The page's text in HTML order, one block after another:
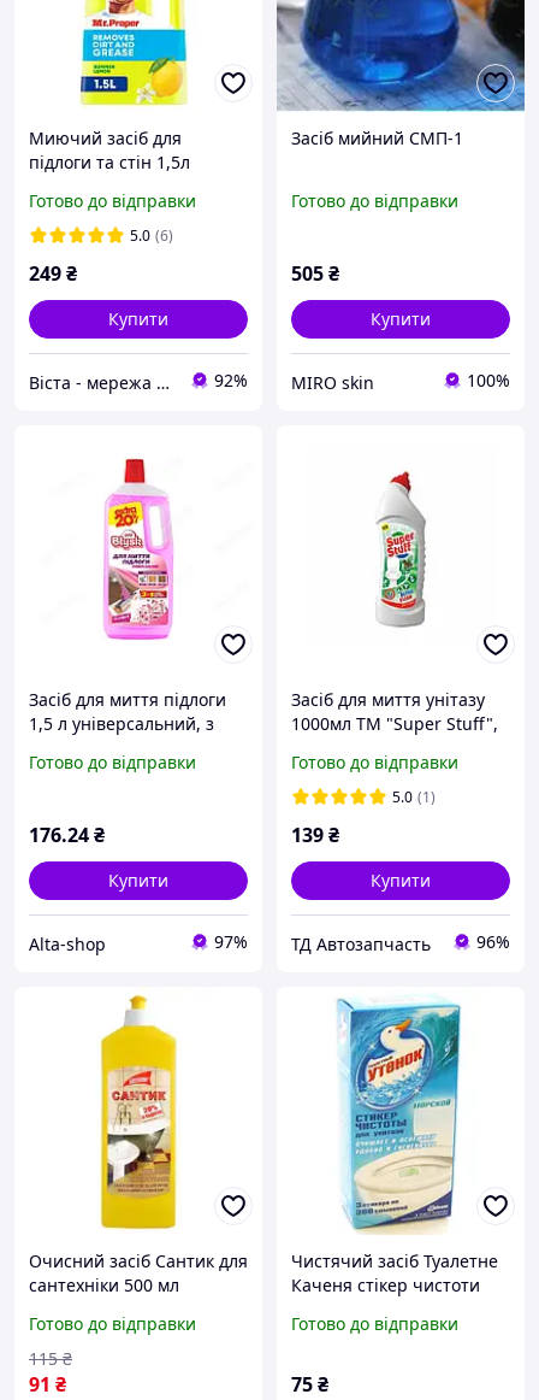
Миючий засіб для
підлоги та стін 1,5л
Готово до відправки
5.0 (6)
249₴
Купити
Віста - мережа будівельно-господарчих маркетів 92%
Засіб мийний СМП-1
Готово до відправки
505₴
Купити
MIRO skin 100%
Засіб для миття підлоги
1,5 л універсальний, з
SUPER BLYSK Квітковий
Готово до відправки
176.24₴
Купити
Alta-shop 97%
Засіб для миття унітазу
1000мл ТМ "Super Stuff",
Готово до відправки
5.0 (1)
139₴
Купити
ТД Автозапчасть 96%
Очисний засіб Сантик для
сантехніки 500 мл
Готово до відправки
91 ₴
115 ₴
Чистячий засіб Туалетне
Каченя стікер чистоти
Готово до відправки
75₴